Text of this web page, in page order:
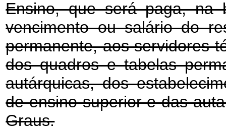
Ensino, que será paga, na
vencimento ou salário do
permanente, aos servidores
dos quadros e tabelas
autárquicas, dos
de ensino superior e das
Graus.